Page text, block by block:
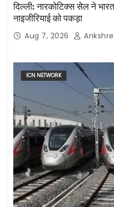
दिल्ली: नारकोटिक्स सेल ने
नाइजीरियाई को पकड़ा
Aug 7, 2026
ICN NETWORK